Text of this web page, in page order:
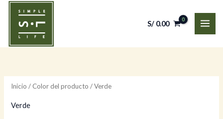
contenido
S/0.00
Inicio / Color del producto / Verde
Verde